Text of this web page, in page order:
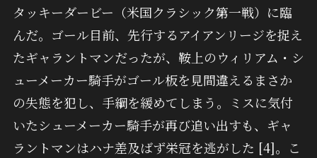
タッキーダービー（米国クラシック第一戦）に臨
んだ。ゴール目前、先行するアイアンリージを捉え
たギャラントマンだったが、鞍上のウィリアム・シ
ューメーカー騎手がゴール板を見間違えるまさか
の失態を犯し、手綱を緩めてしまう。ミスに気付
いたシューメーカー騎手が再び追い出すも、ギャ
ラントマンはハナ差及ばず栄冠を逃がした [4]。こ